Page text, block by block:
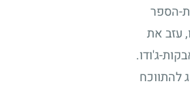
הספר
עזב את
ג'ודו.
להתווכח